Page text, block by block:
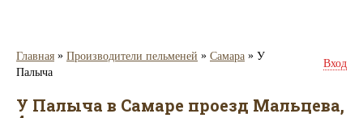
Главная » Производители пельменей » Самара » У
Палыча
Вход
У Палыча в Самаре проезд Мальцева,